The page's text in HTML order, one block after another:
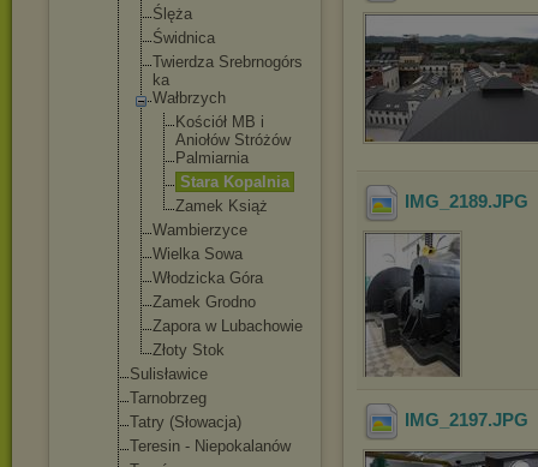
Ślęża
Świdnica
Twierdza Srebrnogórs
ka
Wałbrzych
Kościół MB i
Aniołów Stróżów
Palmiarnia
Stara Kopalnia
Zamek Książ
Wambierzyce
Wielka Sowa
Włodzicka Góra
Zamek Grodno
Zapora w Lubachowie
Złoty Stok
Sulisławice
Tarnobrzeg
Tatry (Słowacja)
Teresin - Niepokalanów
IMG_2189.JPG
IMG_2197.JPG